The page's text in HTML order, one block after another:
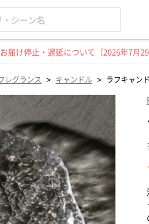
届け停止・遅延について（2026年7月29
レグランス > キャンドル > ラフキャン